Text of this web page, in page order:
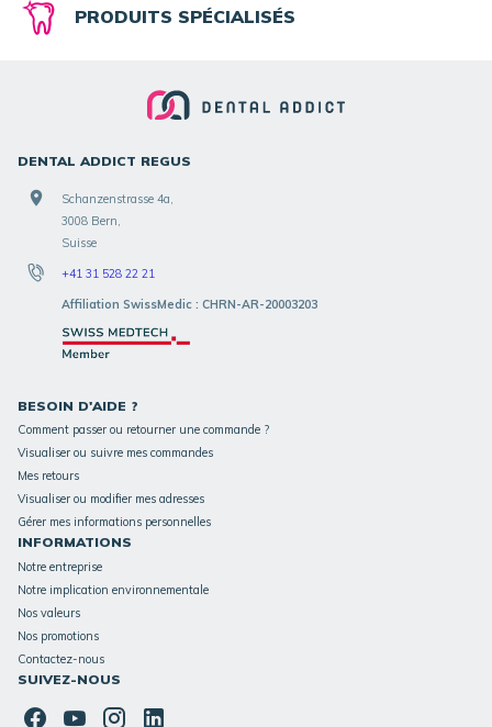
PRODUITS SPÉCIALISÉS
DENTAL ADDICT REGUS
Schanzenstrasse 4a,
3008 Bern,
Suisse
+41 31 528 22 21
Affiliation SwissMedic : CHRN-AR-20003203
BESOIN D'AIDE ?
Comment passer ou retourner une commande ?
Visualiser ou suivre mes commandes
Mes retours
Visualiser ou modifier mes adresses
Gérer mes informations personnelles
INFORMATIONS
Notre entreprise
Notre implication environnementale
Nos valeurs
Nos promotions
Contactez-nous
SUIVEZ-NOUS